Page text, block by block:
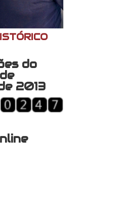
do
2013